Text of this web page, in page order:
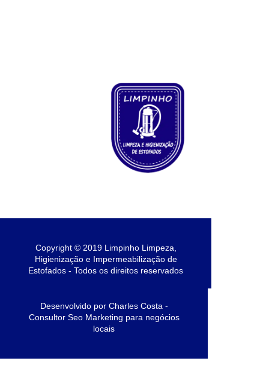
Copyright © 2019 Limpinho Limpeza,
Higienização e Impermeabilização de
Estofados - Todos os direitos reservados
Desenvolvido por Charles Costa -
Consultor Seo Marketing para negócios
locais